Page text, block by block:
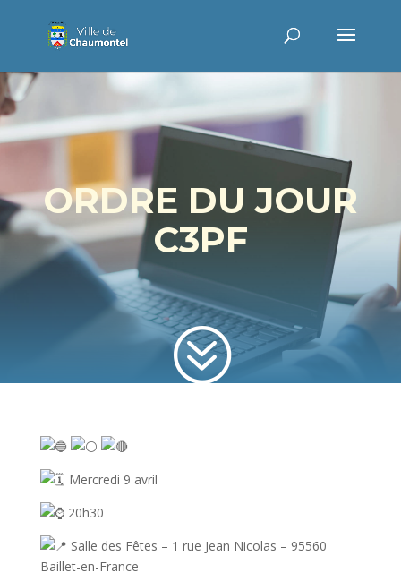
ORDRE DU JOUR
C3PF
?
Mercredi 9 avril
20h30
Salle des Fêtes – 1 rue Jean Nicolas – 95560
Baillet-en-France